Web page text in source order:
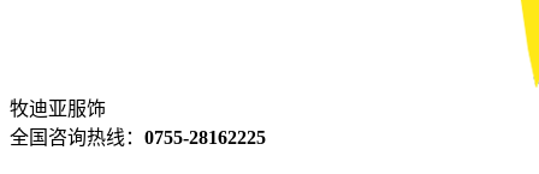
牧迪亚服饰
全国咨询热线： 0755-28162225